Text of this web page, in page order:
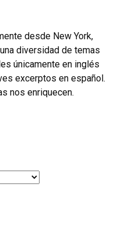
desde New York,
diversidad de temas
únicamente en inglés
excerptos en español.
nos enriquecen.